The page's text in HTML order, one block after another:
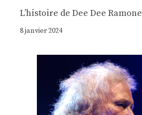
Lʼhistoire de Dee Dee Ramone
8 janvier 2024